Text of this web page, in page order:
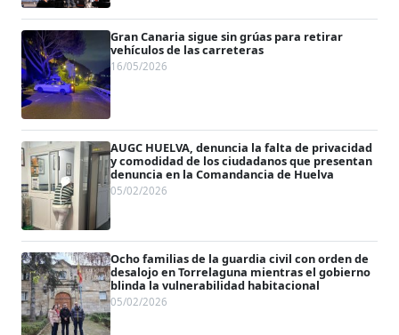
Gran Canaria sigue sin grúas para retirar
vehículos de las carreteras
16/05/2026
AUGC HUELVA, denuncia la falta de privacidad
y comodidad de los ciudadanos que presentan
denuncia en la Comandancia de Huelva
05/02/2026
Ocho familias de la guardia civil con orden de
desalojo en Torrelaguna mientras el gobierno
blinda la vulnerabilidad habitacional
05/02/2026